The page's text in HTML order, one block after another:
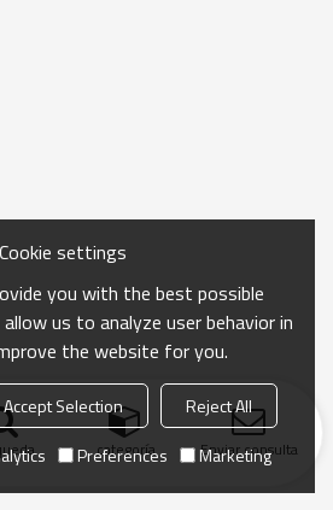
categoría Enviar consulta
Cookie settings
you with the best possible
us to analyze user behavior in
the website for you.
Accept Selection
Reject All
Preferences Marketing